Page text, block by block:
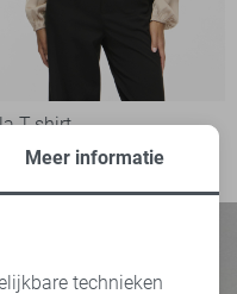
T-shirt
Meer informatie
technieken